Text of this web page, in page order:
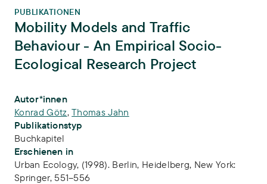
PUBLIKATIONEN
Mobility Models and Traffic
Behaviour - An Empirical Socio-
Ecological Research Project
Publikations-Infos
Autor*innen
Konrad Götz,Thomas Jahn
Publikationstyp
Buchkapitel
Erschienen in
Urban Ecology, (1998). Berlin, Heidelberg, New York:
Springer, 551–556